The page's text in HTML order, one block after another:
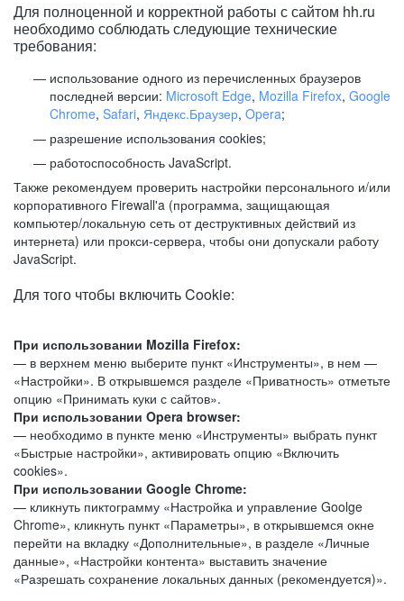
Для полноценной и корректной работы с сайтом hh.ru
необходимо соблюдать следующие технические
требования:
использование одного из перечисленных браузеров
последней версии: Microsoft Edge, Mozilla Firefox, Google
Chrome, Safari, Яндекс.Браузер, Opera;
разрешение использования cookies;
работоспособность JavaScript.
Также рекомендуем проверить настройки персонального и/или
корпоративного Firewall'a (программа, защищающая
компьютер/локальную сеть от деструктивных действий из
интернета) или прокси-сервера, чтобы они допускали работу
JavaScript.
Для того чтобы включить Cookie:
При использовании Mozilla Firefox:
— в верхнем меню выберите пункт «Инструменты», в нем —
«Настройки». В открывшемся разделе «Приватность» отметьте
опцию «Принимать куки с сайтов».
При использовании Opera browser:
— необходимо в пункте меню «Инструменты» выбрать пункт
«Быстрые настройки», активировать опцию «Включить
cookies».
При использовании Google Chrome:
— кликнуть пиктограмму «Настройка и управление Goolge
Chrome», кликнуть пункт «Параметры», в открывшемся окне
перейти на вкладку «Дополнительные», в разделе «Личные
данные», «Настройки контента» выставить значение
«Разрешать сохранение локальных данных (рекомендуется)».